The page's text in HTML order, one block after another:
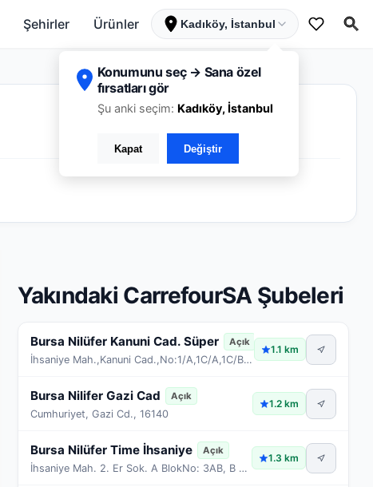
Şehirler Ürünler Kadıköy, İstanbul
Konumunu seç → Sana özel
fırsatları gör
Şu anki seçim: Kadıköy, İstanbul
Kapat Değiştir
Yakındaki CarrefourSA Şubeleri
Bursa Nilüfer Kanuni Cad. Süper Açık
İhsaniye Mah.,Kanuni Cad.,No:1/A,1C/A,1C/B ve 1/B,
1.1 km
Bursa Nilifer Gazi Cad Açık
Cumhuriyet, Gazi Cd., 16140
1.2 km
Bursa Nilüfer Time İhsaniye Açık
İhsaniye Mah. 2. Er Sok. A BlokNo: 3AB, B Blok No: 3BA, 3BB, 3BC
1.3 km